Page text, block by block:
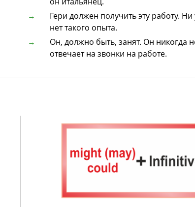
Гери должен получить эту работу. Ни
нет такого опыта.
Он, должно быть, занят. Он никогда
отвечает на звонки на работе.